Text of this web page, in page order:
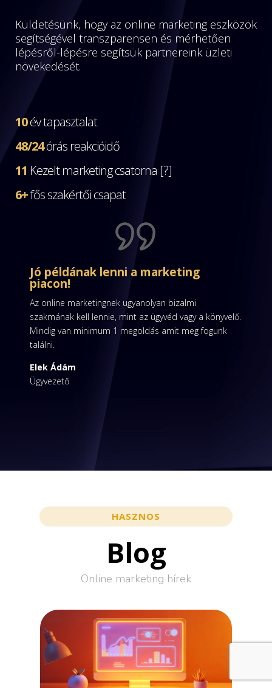
Küldetésünk, hogy az online marketing eszközök
segítségével transzparensen és mérhetően
lépésről-lépésre segítsük partnereink üzleti
növekedését.
10év tapasztalat
48/24órás reakcióidő
11 Kezelt marketing csatorna [?]
6+fős szakértői csapat
Jó példának lenni a marketing
piacon!
Az online marketingnek ugyanolyan bizalmi
szakmának kell lennie, mint az ügyvéd vagy a könyvelő.
Mindig van minimum 1 megoldás amit meg fogunk
találni.
Elek Ádám
Ügyvezető
HASZNOS
Blog
Online marketing hírek